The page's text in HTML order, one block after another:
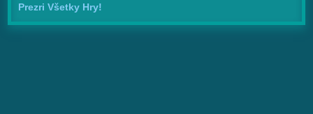
Prezri Všetky Hry!